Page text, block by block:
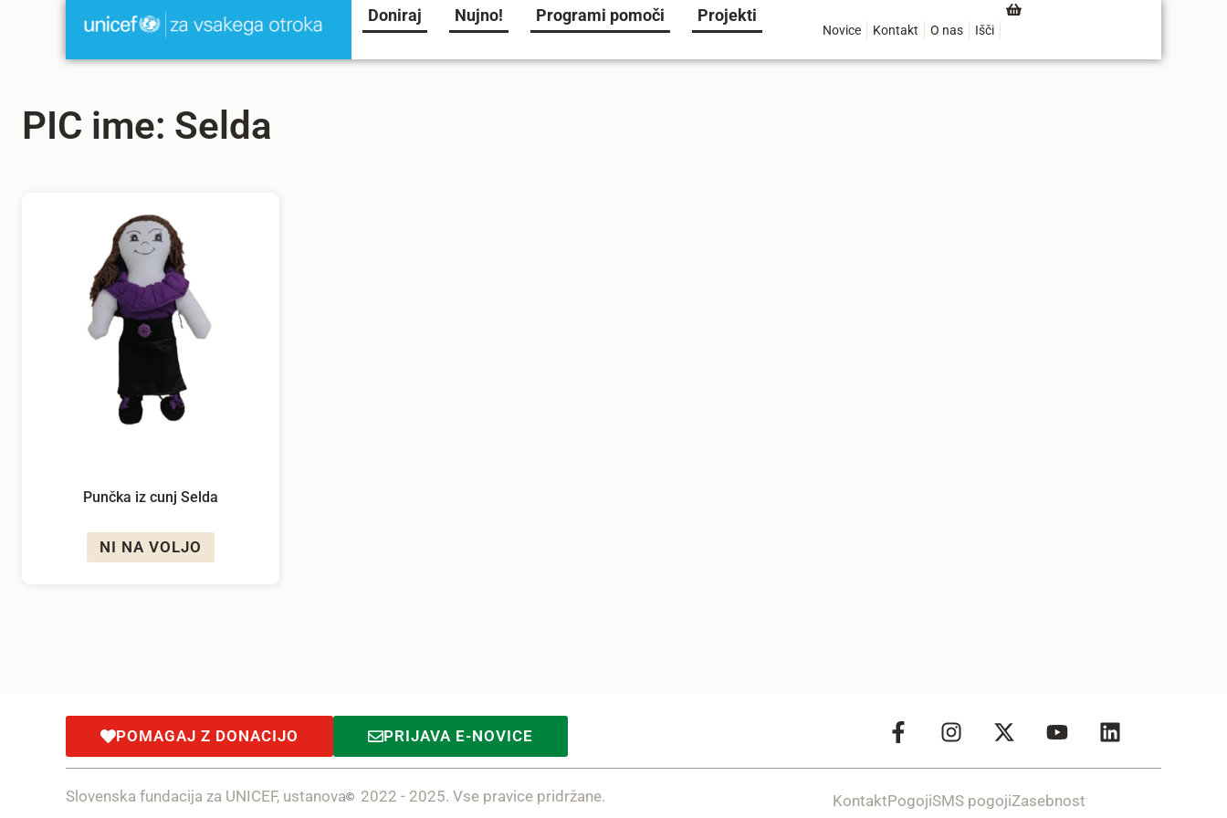
Doniraj Nujno! Programi pomoči Projekti
Novice Kontakt O nas Išči
PIC ime: Selda
Punčka iz cunj Selda
NI NA VOLJO
POMAGAJ Z DONACIJO PRIJAVA E-NOVICE
Slovenska fundacija za UNICEF, ustanova 2022 - 2025. Vse pravice pridržane. KontaktPogojiSMS pogojiZasebnost